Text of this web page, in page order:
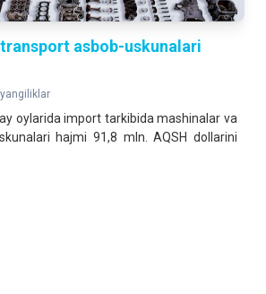
asbob-uskunalari
oylarida import tarkibida mashinalar va
hajmi 91,8 mln. AQSH dollarini